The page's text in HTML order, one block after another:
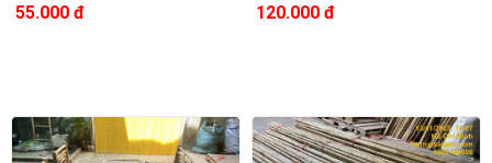
55.000 đ 120.000 đ